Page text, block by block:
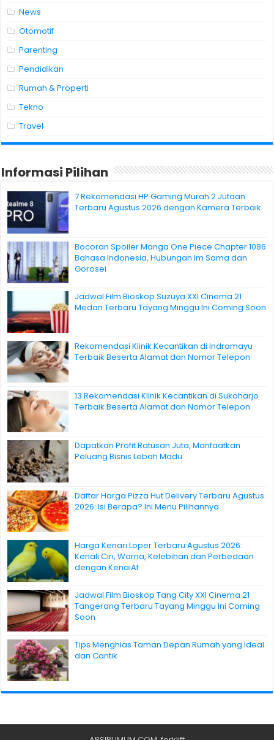
News
Otomotif
Parenting
Pendidikan
Rumah & Properti
Tekno
Travel
Informasi Pilihan
7 Rekomendasi HP Gaming Murah 2 Jutaan
Terbaru Agustus 2026 dengan Kamera Terbaik
Bocoran Spoiler Manga One Piece Chapter 1086
Bahasa Indonesia, Hubungan Im Sama dan
Gorosei
Jadwal Film Bioskop Suzuya XXI Cinema 21
Medan Terbaru Tayang Minggu Ini Coming Soon
Rekomendasi Klinik Kecantikan di Indramayu
Terbaik Beserta Alamat dan Nomor Telepon
13 Rekomendasi Klinik Kecantikan di Sukoharjo
Terbaik Beserta Alamat dan Nomor Telepon
Dapatkan Profit Ratusan Juta, Manfaatkan
Peluang Bisnis Lebah Madu
Daftar Harga Pizza Hut Delivery Terbaru Agustus
2026: Isi Berapa? Ini Menu Pilihannya
Harga Kenari Loper Terbaru Agustus 2026:
Kenali Ciri, Warna, Kelebihan dan Perbedaan
dengan KenaiAf
Jadwal Film Bioskop Tang City XXI Cinema 21
Tangerang Terbaru Tayang Minggu Ini Coming
Soon
Tips Menghias Taman Depan Rumah yang Ideal
dan Cantik